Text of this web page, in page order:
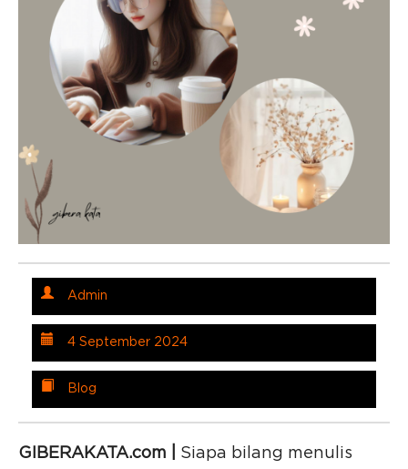
Admin
4 September 2024
Blog
GIBERAKATA.com |
Siapa bilang menulis